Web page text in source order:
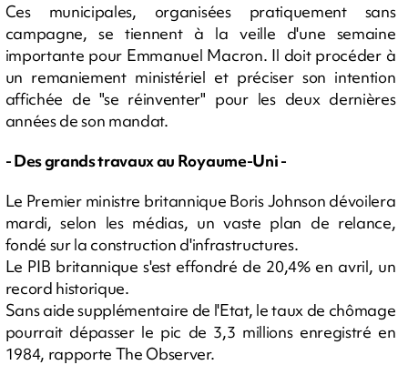
Ces municipales, organisées pratiquement sans
campagne, se tiennent à la veille d'une semaine
importante pour Emmanuel Macron. Il doit procéder à
un remaniement ministériel et préciser son intention
affichée de "se réinventer" pour les deux dernières
années de son mandat.
- Des grands travaux au Royaume-Uni -
Le Premier ministre britannique Boris Johnson dévoilera
mardi, selon les médias, un vaste plan de relance,
fondé sur la construction d'infrastructures.
Le PIB britannique s'est effondré de 20,4% en avril, un
record historique.
Sans aide supplémentaire de l'Etat, le taux de chômage
pourrait dépasser le pic de 3,3 millions enregistré en
1984, rapporte The Observer.